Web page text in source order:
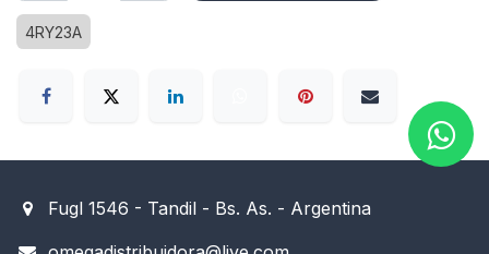
4RY23A
Fugl 1546 - Tandil - Bs. As. - Argentina